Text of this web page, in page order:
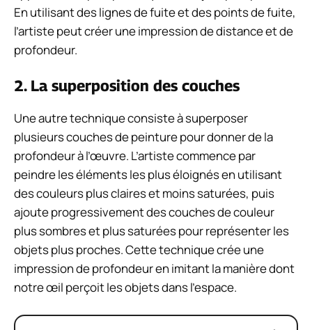
En utilisant des lignes de fuite et des points de fuite,
l’artiste peut créer une impression de distance et de
profondeur.
2. La superposition des couches
Une autre technique consiste à superposer
plusieurs couches de peinture pour donner de la
profondeur à l’œuvre. L’artiste commence par
peindre les éléments les plus éloignés en utilisant
des couleurs plus claires et moins saturées, puis
ajoute progressivement des couches de couleur
plus sombres et plus saturées pour représenter les
objets plus proches. Cette technique crée une
impression de profondeur en imitant la manière dont
notre œil perçoit les objets dans l’espace.